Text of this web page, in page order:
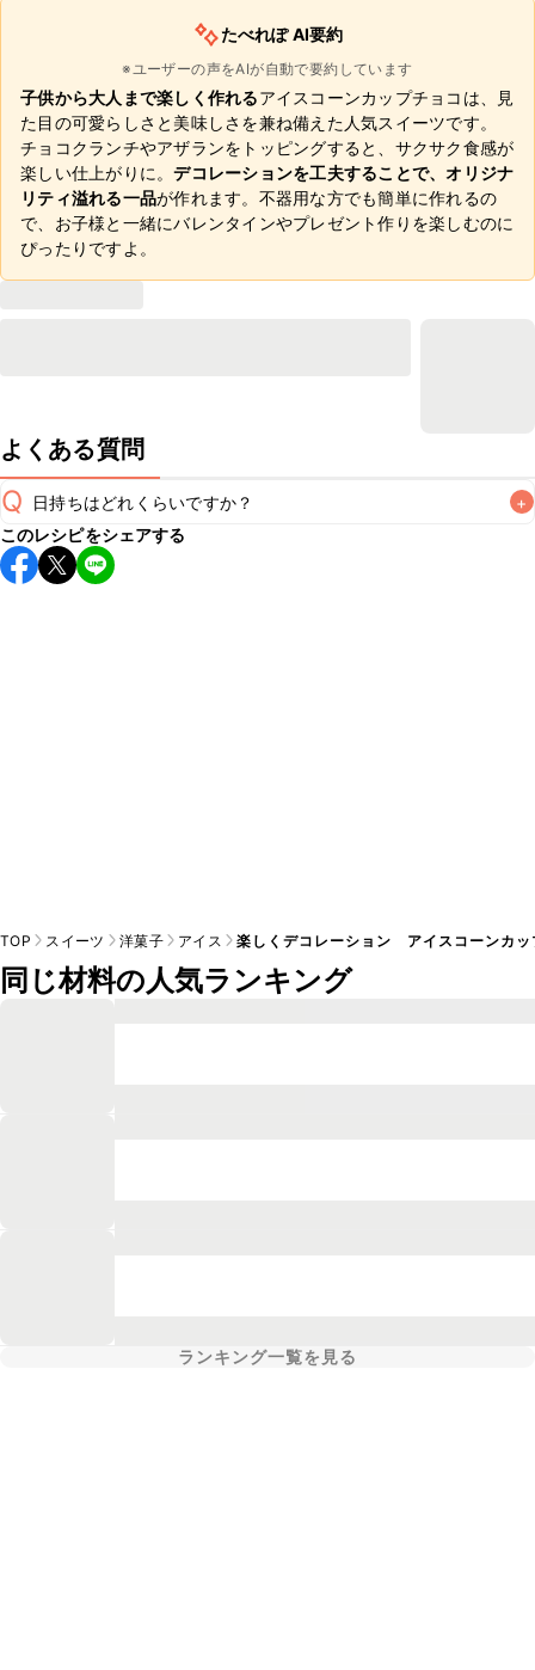
たべれぽ AI要約
※ユーザーの声をAIが自動で要約しています
子供から大人まで楽しく作れるアイスコーンカップチョコは、見
た目の可愛らしさと美味しさを兼ね備えた人気スイーツです。
チョコクランチやアザランをトッピングすると、サクサク食感が
楽しい仕上がりに。デコレーションを工夫することで、オリジナ
リティ溢れる一品が作れます。不器用な方でも簡単に作れるの
で、お子様と一緒にバレンタインやプレゼント作りを楽しむのに
ぴったりですよ。
よくある質問
Q 日持ちはどれくらいですか？ +
保存期間は冷蔵で翌日中が目安です。なるべくお早めにお召
し上がりください。
このレシピをシェアする
TOP スイーツ 洋菓子 アイス 楽しくデコレーション アイスコーンカッ
同じ材料の人気ランキング
ランキング一覧を見る